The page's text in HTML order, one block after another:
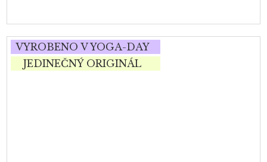
VYROBENO V YOGA-DAY
JEDINEČNÝ ORIGINÁL